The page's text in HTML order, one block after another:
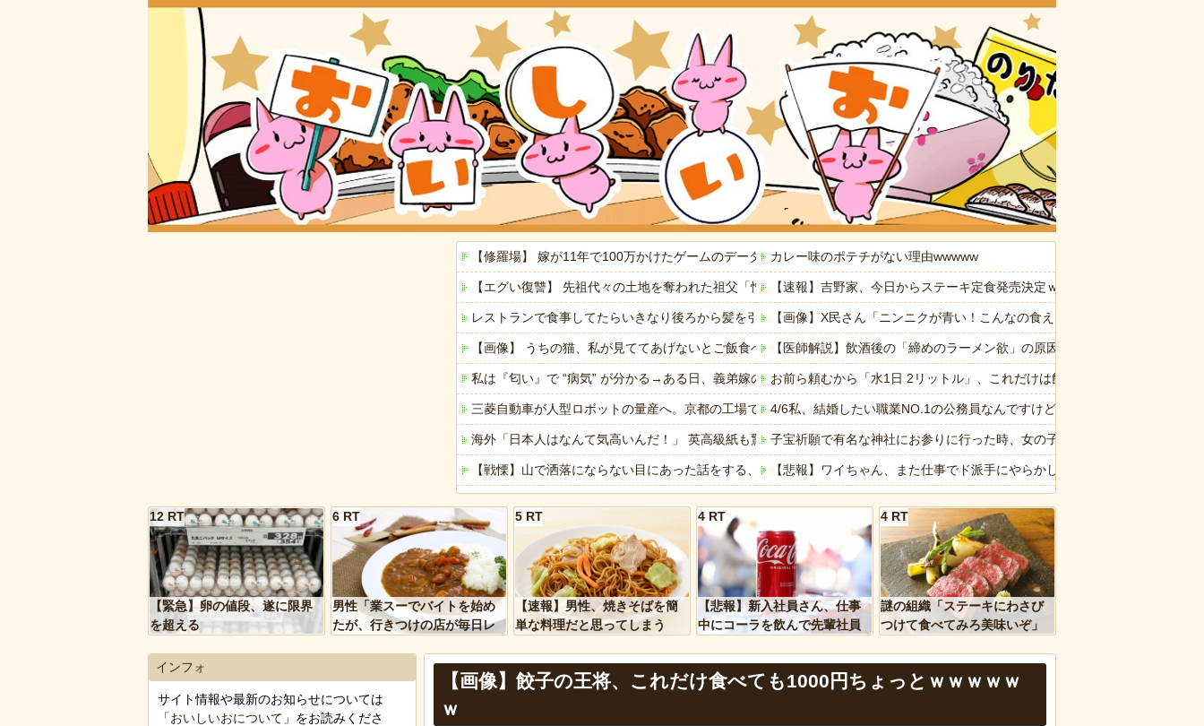
【修羅場】 嫁が11年で100万かけたゲームのデータを消した８歳の息子。理由は嫁が叱った腹いせ→滅多に怒らない嫁が子供に
【エグい復讐】 先祖代々の土地を奪われた祖父「憎い！命が尽きても奴らに絶対復讐してやる！！」→祖父が亡くなりその土地
レストランで食事してたらいきなり後ろから髪を引っ張られ、子供が悪戯してるのかと思い注意しようと振り向こうとしたら耳
【画像】 うちの猫、私が見ててあげないとご飯食べないのなんでなん
私は『匂い』で “病気” が分かる→ある日、義弟嫁の子供から「ガンの匂い」がし始めたので、夫経由で「ガンではないか」と伝
三菱自動車が人型ロボットの量産へ。京都の工場で月1000台を目指す
海外「日本人はなんて気高いんだ！」 英高級紙も驚愕した極限の中の日本人の姿に世界が衝撃
【戦慄】山で洒落にならない目にあった話をする、オカルト系で
成金クソ坊主と葬儀屋が大喜びする葬式とかいうゴミイベント ガチで高すぎると話題に
「ぞわっとした…」カルディで売っているコーヒーのパッケージが“一瞬怖い”と話題にwwww
「アメリカのヤンキーがアジア人にケンカを売った結果ｗｗｗ」 ほか
「あなたはアメリカを愛していますか」「はい」トランプ、国防総省職員数千人をウソ発見器にかける方針
ヒーローのサバイバルアクション Siege Survivors
【中国】パトカーの前で好演技www当たり屋やお煽り運転など盛りだくさん
カレー味のポテチがない理由wwwww
【速報】吉野家、今日からステーキ定食発売決定ｗｗｗｗｗｗ
【画像】X民さん「ニンニクが青い！こんなの食えない！」
【医師解説】飲酒後の「締めのラーメン欲」の原因は？ 脳の錯覚と真実
お前ら頼むから「水1日 2リットル」、これだけは飲んでくれ
4/6私、結婚したい職業NO.1の公務員なんですけど、嫁が子供連れて家出
子宝祈願で有名な神社にお参りに行った時、女の子が生まれるという赤い
【悲報】ワイちゃん、また仕事でド派手にやらかしてしまうｗｗｗｗｗｗｗ
東京駅近くに「地下シェルター」整備を正式表明…小池百合子知事「多くの
【時代】府中本町駅が構内に掲示した書道作品が「30代未満には伝わらない
「自転車のルール厳罰化！」← 正直なんの意味もなかった件ｗｗｗｗｗｗｗ
みんなは職場のBBQなに持ってけば嬉しい？
【悲報】味噌ラーメンで行列、出来ない
12 RT
【緊急】卵の値段、遂に限界
を超える
6 RT
男性「業スーでバイトを始め
たが、行きつけの店が毎日レ
5 RT
【速報】男性、焼きそばを簡
単な料理だと思ってしまう
4 RT
【悲報】新入社員さん、仕事
中にコーラを飲んで先輩社員
4 RT
謎の組織「ステーキにわさび
つけて食べてみろ美味いぞ」
【画像】餃子の王将、これだけ食べても1000円ちょっとｗｗｗｗｗ
ｗ
インフォ
サイト情報や最新のお知らせについては
「おいしいおについて 」をお読みくださ